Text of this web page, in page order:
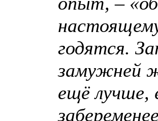
годятся.
замужней
ещё лучше,